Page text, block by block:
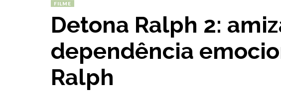
FILME
Detona Ralph 2:
dependência
Ralph